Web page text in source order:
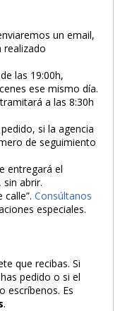
un email,
realizado
las 19:00h,
ese mismo día.
a las 8:30h
si la agencia
de seguimiento
entregará el
abrir.
calle”.Consúltanos
especiales.
que recibas. Si
pedido o si el
escríbenos. Es
.